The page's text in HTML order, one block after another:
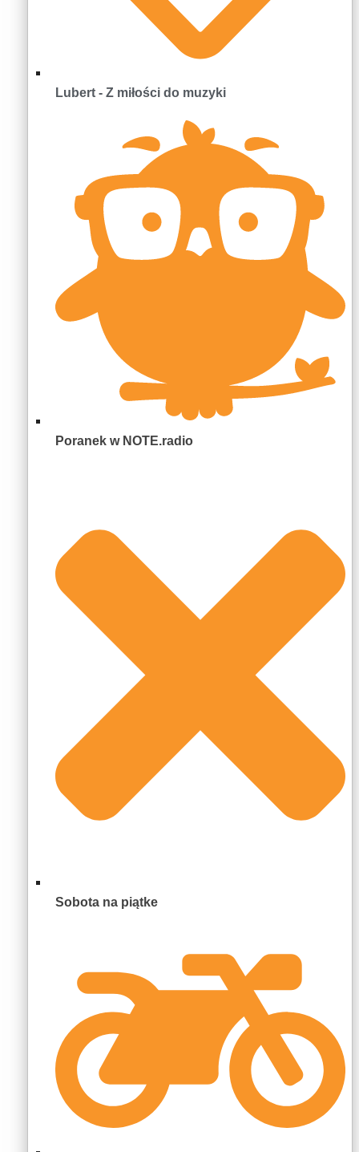
Lubert - Z miłości do muzyki
Poranek w NOTE.radio
Sobota na piątke